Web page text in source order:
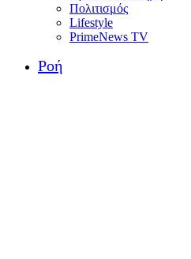
Πολιτισμός
Lifestyle
PrimeNews TV
Ροή